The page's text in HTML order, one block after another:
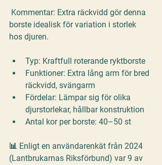
Kommentar: Extra räckvidd gör denna
borste idealisk för variation i storlek
hos djuren.
Typ: Kraftfull roterande ryktborste
Funktioner: Extra lång arm för bred
räckvidd, svängarm
Fördelar: Lämpar sig för olika
djurstorlekar, hållbar konstruktion
Antal kor per borste: 40–50 st
📊 Enligt en användarenkät från 2024
(Lantbrukarnas Riksförbund) var 9 av